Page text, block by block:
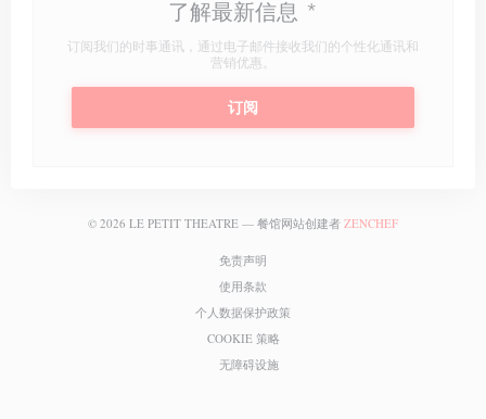
了解最新信息 *
订阅我们的时事通讯，通过电子邮件接收我们的个性化通讯和
营销优惠。
订阅
© 2026 LE PETIT THEATRE — 餐馆网站创建者 ZENCHEF((在新窗口中打
免责声明
使用条款
个人数据保护政策
COOKIE 策略((在新窗口中打开))
无障碍设施((在新窗口中打开))